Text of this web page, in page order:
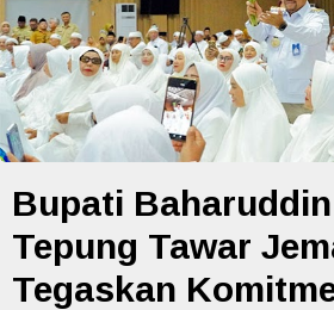
Bupati
Tepung Tawar
Tegaskan